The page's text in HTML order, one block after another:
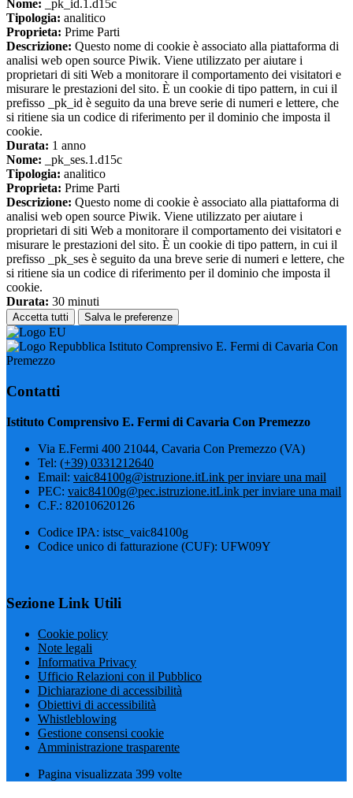
Nome: _pk_id.1.d15c
Tipologia: analitico
Proprieta: Prime Parti
Descrizione: Questo nome di cookie è associato alla piattaforma di
analisi web open source Piwik. Viene utilizzato per aiutare i
proprietari di siti Web a monitorare il comportamento dei visitatori e
misurare le prestazioni del sito. È un cookie di tipo pattern, in cui il
prefisso _pk_id è seguito da una breve serie di numeri e lettere, che
si ritiene sia un codice di riferimento per il dominio che imposta il
cookie.
Durata: 1 anno
Nome: _pk_ses.1.d15c
Tipologia: analitico
Proprieta: Prime Parti
Descrizione: Questo nome di cookie è associato alla piattaforma di
analisi web open source Piwik. Viene utilizzato per aiutare i
proprietari di siti Web a monitorare il comportamento dei visitatori e
misurare le prestazioni del sito. È un cookie di tipo pattern, in cui il
prefisso _pk_ses è seguito da una breve serie di numeri e lettere, che
si ritiene sia un codice di riferimento per il dominio che imposta il
cookie.
Durata: 30 minuti
Accetta tutti Salva le preferenze
Istituto Comprensivo E. Fermi di Cavaria Con
Premezzo
Contatti
Istituto Comprensivo E. Fermi di Cavaria Con Premezzo
Via E.Fermi 400 21044, Cavaria Con Premezzo (VA)
Tel: (+39) 0331212640
Email: vaic84100g@istruzione.itLink per inviare una mail
PEC: vaic84100g@pec.istruzione.itLink per inviare una mail
C.F.: 82010620126
Codice IPA: istsc_vaic84100g
Codice unico di fatturazione (CUF): UFW09Y
Sezione Link Utili
Cookie policy
Note legali
Informativa Privacy
Ufficio Relazioni con il Pubblico
Dichiarazione di accessibilità
Obiettivi di accessibilità
Whistleblowing
Gestione consensi cookie
Amministrazione trasparente
Pagina visualizzata 399 volte